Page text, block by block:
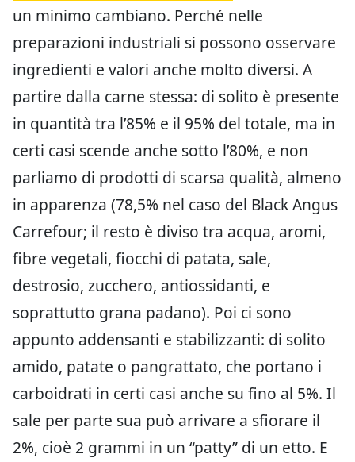
un minimo cambiano. Perché nelle
preparazioni industriali si possono osservare
ingredienti e valori anche molto diversi. A
partire dalla carne stessa: di solito è presente
in quantità tra l’85% e il 95% del totale, ma in
certi casi scende anche sotto l’80%, e non
parliamo di prodotti di scarsa qualità, almeno
in apparenza (78,5% nel caso del Black Angus
Carrefour; il resto è diviso tra acqua, aromi,
fibre vegetali, fiocchi di patata, sale,
destrosio, zucchero, antiossidanti, e
soprattutto grana padano). Poi ci sono
appunto addensanti e stabilizzanti: di solito
amido, patate o pangrattato, che portano i
carboidrati in certi casi anche su fino al 5%. Il
sale per parte sua può arrivare a sfiorare il
2%, cioè 2 grammi in un “patty” di un etto. E